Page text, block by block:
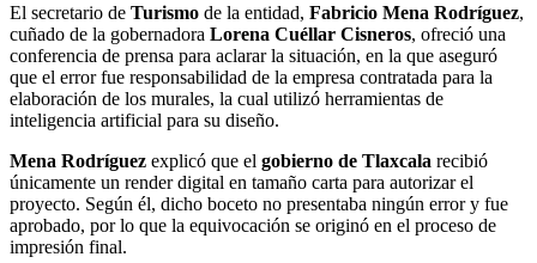
El secretario de Turismo de la entidad, Fabricio Mena Rodríguez,
cuñado de la gobernadora Lorena Cuéllar Cisneros, ofreció una
conferencia de prensa para aclarar la situación, en la que aseguró
que el error fue responsabilidad de la empresa contratada para la
elaboración de los murales, la cual utilizó herramientas de
inteligencia artificial para su diseño.
Mena Rodríguez explicó que el gobierno de Tlaxcala recibió
únicamente un render digital en tamaño carta para autorizar el
proyecto. Según él, dicho boceto no presentaba ningún error y fue
aprobado, por lo que la equivocación se originó en el proceso de
impresión final.